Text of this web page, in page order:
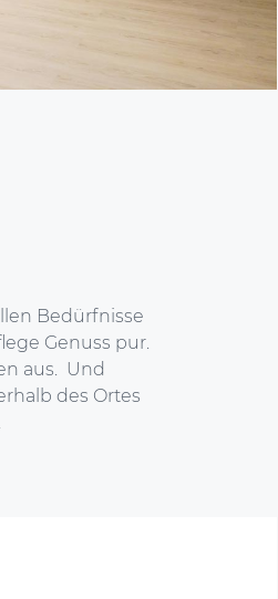
Bedürfnisse
Genuss pur.
aus. Und
des Ortes